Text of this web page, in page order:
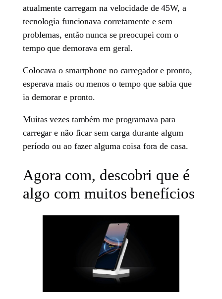
atualmente carregam na velocidade de 45W, a
tecnologia funcionava corretamente e sem
problemas, então nunca se preocupei com o
tempo que demorava em geral.
Colocava o smartphone no carregador e pronto,
esperava mais ou menos o tempo que sabia que
ia demorar e pronto.
Muitas vezes também me programava para
carregar e não ficar sem carga durante algum
período ou ao fazer alguma coisa fora de casa.
Agora com, descobri que é
algo com muitos benefícios